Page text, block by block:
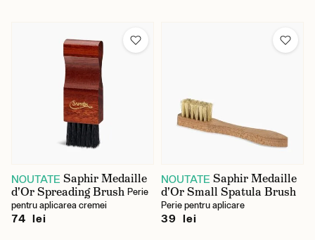
Gentleman Store
Kent
Saphir
Tarrago
Preț
NOUTATE Saphir Medaille
d'Or Spreading Brush Perie
pentru aplicarea cremei
74 lei
NOUTATE Saphir Medaille
d'Or Small Spatula Brush
Perie pentru aplicare
39 lei